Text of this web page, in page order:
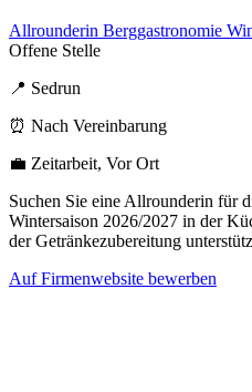
Allrounderin Berggastronomie
Offene Stelle
📍 Sedrun
⏰ Nach Vereinbarung
💼 Zeitarbeit, Vor Ort
Suchen Sie eine Allrounderin für
Wintersaison 2026/2027 in der
der Getränkezubereitung
Auf Firmenwebsite bewerben